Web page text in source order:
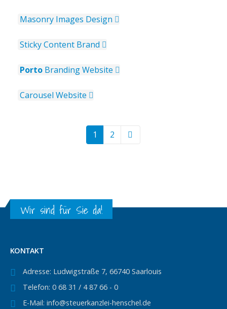
Masonry Images Design
Sticky Content Brand
Porto BrandingWebsite
Carousel Website
1 2
Wir sind für Sie da!
KONTAKT
Adresse: Ludwigstraße 7, 66740 Saarlouis
Telefon: 0 68 31 / 4 87 66 - 0
E-Mail: info@steuerkanzlei-henschel.de